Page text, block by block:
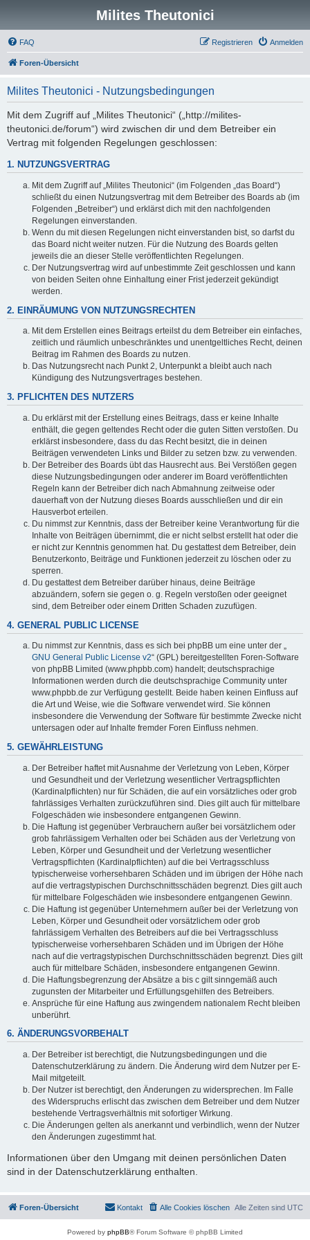
Milites Theutonici
FAQ Anmelden
Registrieren
Foren-Übersicht
Milites Theutonici - Nutzungsbedingungen
Mit dem Zugriff auf „Milites Theutonici“ („http://milites-
theutonici.de/forum“) wird zwischen dir und dem Betreiber ein
Vertrag mit folgenden Regelungen geschlossen:
1. NUTZUNGSVERTRAG
Mit dem Zugriff auf „Milites Theutonici“ (im Folgenden „das Board“)
schließt du einen Nutzungsvertrag mit dem Betreiber des Boards ab (im
Folgenden „Betreiber“) und erklärst dich mit den nachfolgenden
Regelungen einverstanden.
Wenn du mit diesen Regelungen nicht einverstanden bist, so darfst du
das Board nicht weiter nutzen. Für die Nutzung des Boards gelten
jeweils die an dieser Stelle veröffentlichten Regelungen.
Der Nutzungsvertrag wird auf unbestimmte Zeit geschlossen und kann
von beiden Seiten ohne Einhaltung einer Frist jederzeit gekündigt
werden.
2. EINRÄUMUNG VON NUTZUNGSRECHTEN
Mit dem Erstellen eines Beitrags erteilst du dem Betreiber ein einfaches,
zeitlich und räumlich unbeschränktes und unentgeltliches Recht, deinen
Beitrag im Rahmen des Boards zu nutzen.
Das Nutzungsrecht nach Punkt 2, Unterpunkt a bleibt auch nach
Kündigung des Nutzungsvertrages bestehen.
3. PFLICHTEN DES NUTZERS
Du erklärst mit der Erstellung eines Beitrags, dass er keine Inhalte
enthält, die gegen geltendes Recht oder die guten Sitten verstoßen. Du
erklärst insbesondere, dass du das Recht besitzt, die in deinen
Beiträgen verwendeten Links und Bilder zu setzen bzw. zu verwenden.
Der Betreiber des Boards übt das Hausrecht aus. Bei Verstößen gegen
diese Nutzungsbedingungen oder anderer im Board veröffentlichten
Regeln kann der Betreiber dich nach Abmahnung zeitweise oder
dauerhaft von der Nutzung dieses Boards ausschließen und dir ein
Hausverbot erteilen.
Du nimmst zur Kenntnis, dass der Betreiber keine Verantwortung für die
Inhalte von Beiträgen übernimmt, die er nicht selbst erstellt hat oder die
er nicht zur Kenntnis genommen hat. Du gestattest dem Betreiber, dein
Benutzerkonto, Beiträge und Funktionen jederzeit zu löschen oder zu
sperren.
Du gestattest dem Betreiber darüber hinaus, deine Beiträge
abzuändern, sofern sie gegen o. g. Regeln verstoßen oder geeignet
sind, dem Betreiber oder einem Dritten Schaden zuzufügen.
4. GENERAL PUBLIC LICENSE
Du nimmst zur Kenntnis, dass es sich bei phpBB um eine unter der „
GNU General Public License v2“ (GPL) bereitgestellten Foren-Software
von phpBB Limited (www.phpbb.com) handelt; deutschsprachige
Informationen werden durch die deutschsprachige Community unter
www.phpbb.de zur Verfügung gestellt. Beide haben keinen Einfluss auf
die Art und Weise, wie die Software verwendet wird. Sie können
insbesondere die Verwendung der Software für bestimmte Zwecke nicht
untersagen oder auf Inhalte fremder Foren Einfluss nehmen.
5. GEWÄHRLEISTUNG
Der Betreiber haftet mit Ausnahme der Verletzung von Leben, Körper
und Gesundheit und der Verletzung wesentlicher Vertragspflichten
(Kardinalpflichten) nur für Schäden, die auf ein vorsätzliches oder grob
fahrlässiges Verhalten zurückzuführen sind. Dies gilt auch für mittelbare
Folgeschäden wie insbesondere entgangenen Gewinn.
Die Haftung ist gegenüber Verbrauchern außer bei vorsätzlichem oder
grob fahrlässigem Verhalten oder bei Schäden aus der Verletzung von
Leben, Körper und Gesundheit und der Verletzung wesentlicher
Vertragspflichten (Kardinalpflichten) auf die bei Vertragsschluss
typischerweise vorhersehbaren Schäden und im übrigen der Höhe nach
auf die vertragstypischen Durchschnittsschäden begrenzt. Dies gilt auch
für mittelbare Folgeschäden wie insbesondere entgangenen Gewinn.
Die Haftung ist gegenüber Unternehmern außer bei der Verletzung von
Leben, Körper und Gesundheit oder vorsätzlichem oder grob
fahrlässigem Verhalten des Betreibers auf die bei Vertragsschluss
typischerweise vorhersehbaren Schäden und im Übrigen der Höhe
nach auf die vertragstypischen Durchschnittsschäden begrenzt. Dies gilt
auch für mittelbare Schäden, insbesondere entgangenen Gewinn.
Die Haftungsbegrenzung der Absätze a bis c gilt sinngemäß auch
zugunsten der Mitarbeiter und Erfüllungsgehilfen des Betreibers.
Ansprüche für eine Haftung aus zwingendem nationalem Recht bleiben
unberührt.
6. ÄNDERUNGSVORBEHALT
Der Betreiber ist berechtigt, die Nutzungsbedingungen und die
Datenschutzerklärung zu ändern. Die Änderung wird dem Nutzer per E-
Mail mitgeteilt.
Der Nutzer ist berechtigt, den Änderungen zu widersprechen. Im Falle
des Widerspruchs erlischt das zwischen dem Betreiber und dem Nutzer
bestehende Vertragsverhältnis mit sofortiger Wirkung.
Die Änderungen gelten als anerkannt und verbindlich, wenn der Nutzer
den Änderungen zugestimmt hat.
Informationen über den Umgang mit deinen persönlichen Daten
sind in der Datenschutzerklärung enthalten.
Foren-Übersicht Alle Zeiten sind UTC
Alle Cookies löschen
Kontakt
Powered by phpBB® Forum Software © phpBB Limited